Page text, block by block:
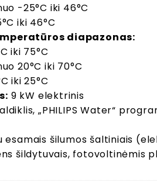
-25°C iki 46°C
iki 46°C
diapazonas:
iki 75°C
20°C iki 70°C
iki 25°C
9 kW elektrinis
„PHILIPS Water“
esamais šilumos šaltiniais
šildytuvais, fotovoltinėmis